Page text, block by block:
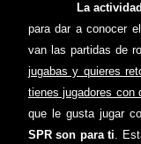
La
para dar a conocer
van las partidas de
jugabas y quieres
tienes jugadores con
que le gusta jugar
SPR son para ti.